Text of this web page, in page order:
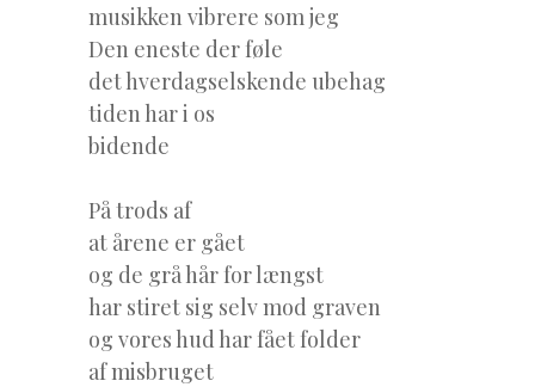
musikken vibrere som jeg
Den eneste der føle
det hverdagselskende ubehag
tiden har i os
bidende
På trods af
at årene er gået
og de grå hår for længst
har stiret sig selv mod graven
og vores hud har fået folder
af misbruget